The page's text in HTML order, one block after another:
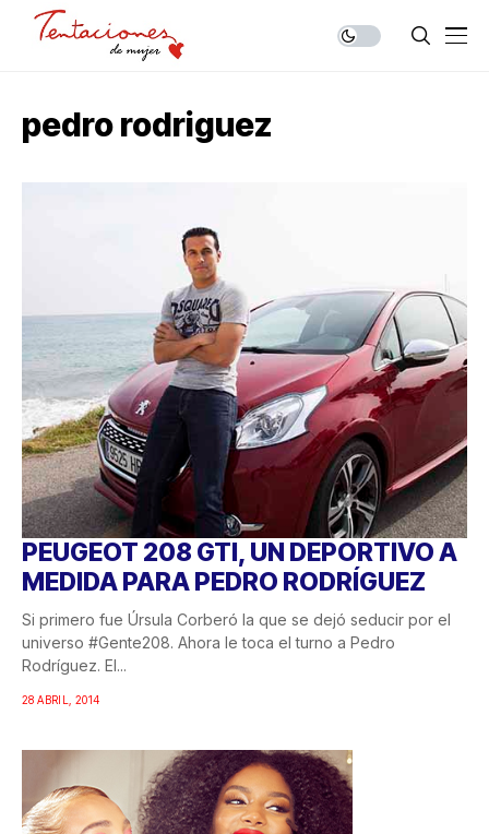
pedro rodriguez
PEUGEOT 208 GTI, UN DEPORTIVO A
MEDIDA PARA PEDRO RODRÍGUEZ
Si primero fue Úrsula Corberó la que se dejó seducir por el
universo #Gente208. Ahora le toca el turno a Pedro
Rodríguez. El...
28 ABRIL, 2014